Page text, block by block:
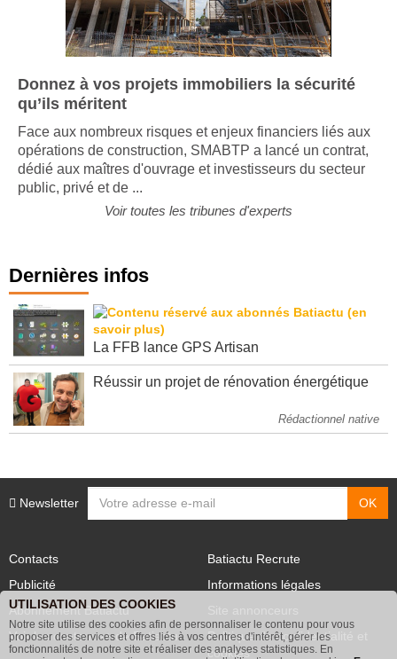
Donnez à vos projets immobiliers la sécurité
qu’ils méritent
Face aux nombreux risques et enjeux financiers liés aux
opérations de construction, SMABTP a lancé un contrat,
dédié aux maîtres d'ouvrage et investisseurs du secteur
public, privé et de ...
Voir toutes les tribunes d'experts
Dernières infos
La FFB lance GPS Artisan
Réussir un projet de rénovation énergétique
Rédactionnel native
Newsletter
Contacts
Publicité
Abonnement Batiactu
Voir les contenus+ de Batiactu
Batiactu Recrute
Informations légales
Politique de confidentialité et
cookies
UTILISATION DES COOKIES
Notre site utilise des cookies afin de personnaliser le contenu pour vous
proposer des services et offres liés à vos centres d'intérêt, gérer les
fonctionnalités de notre site et réaliser des analyses statistiques. En